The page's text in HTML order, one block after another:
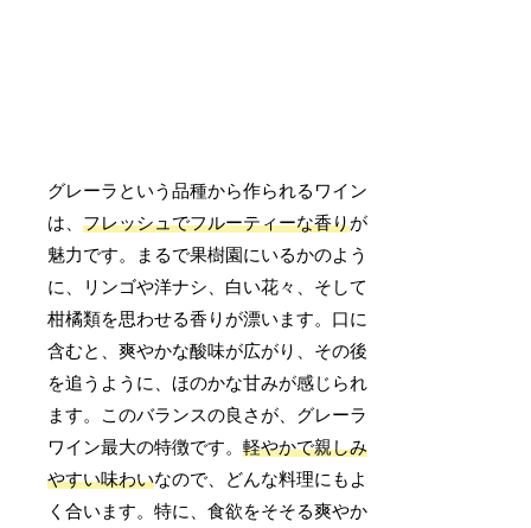
グレーラという品種から作られるワイン
は、フレッシュでフルーティーな香りが
魅力です。まるで果樹園にいるかのよう
に、リンゴや洋ナシ、白い花々、そして
柑橘類を思わせる香りが漂います。口に
含むと、爽やかな酸味が広がり、その後
を追うように、ほのかな甘みが感じられ
ます。このバランスの良さが、グレーラ
ワイン最大の特徴です。軽やかで親しみ
やすい味わいなので、どんな料理にもよ
く合います。特に、食欲をそそる爽やか